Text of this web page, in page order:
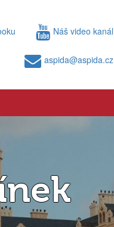
Náš video kanál
aspida@aspida.cz